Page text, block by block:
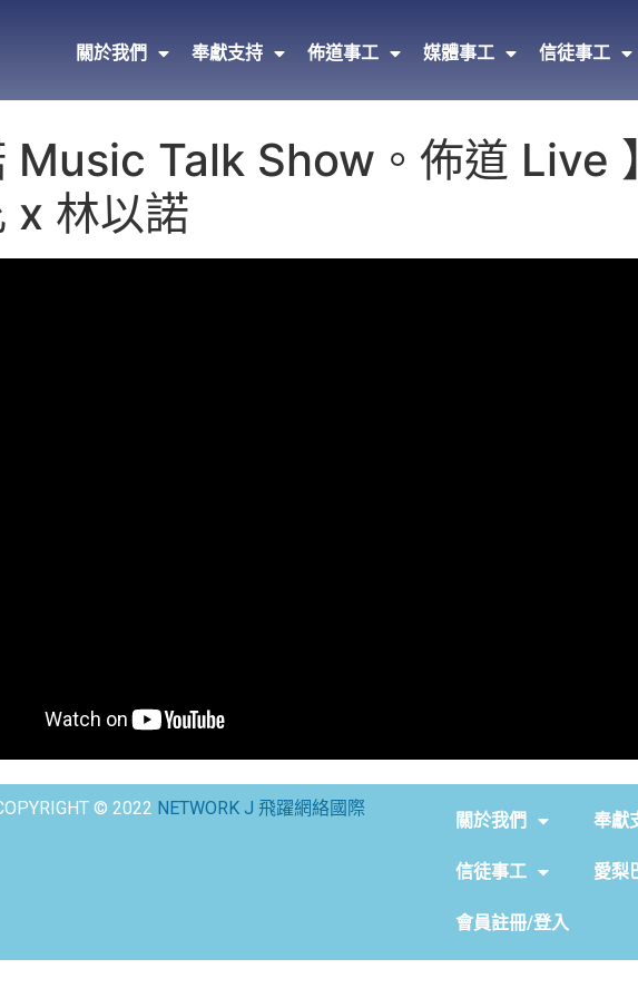
關於我們 奉獻支持 佈道事工 媒體事工 信徒事工
Music Talk Show。佈道 Live
x 林以諾
© 2022 NETWORK J 飛躍網絡國際
關於我們 奉獻
信徒事工 愛梨
會員註冊/登入